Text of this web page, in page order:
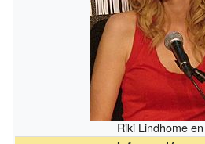
Riki Lindhome